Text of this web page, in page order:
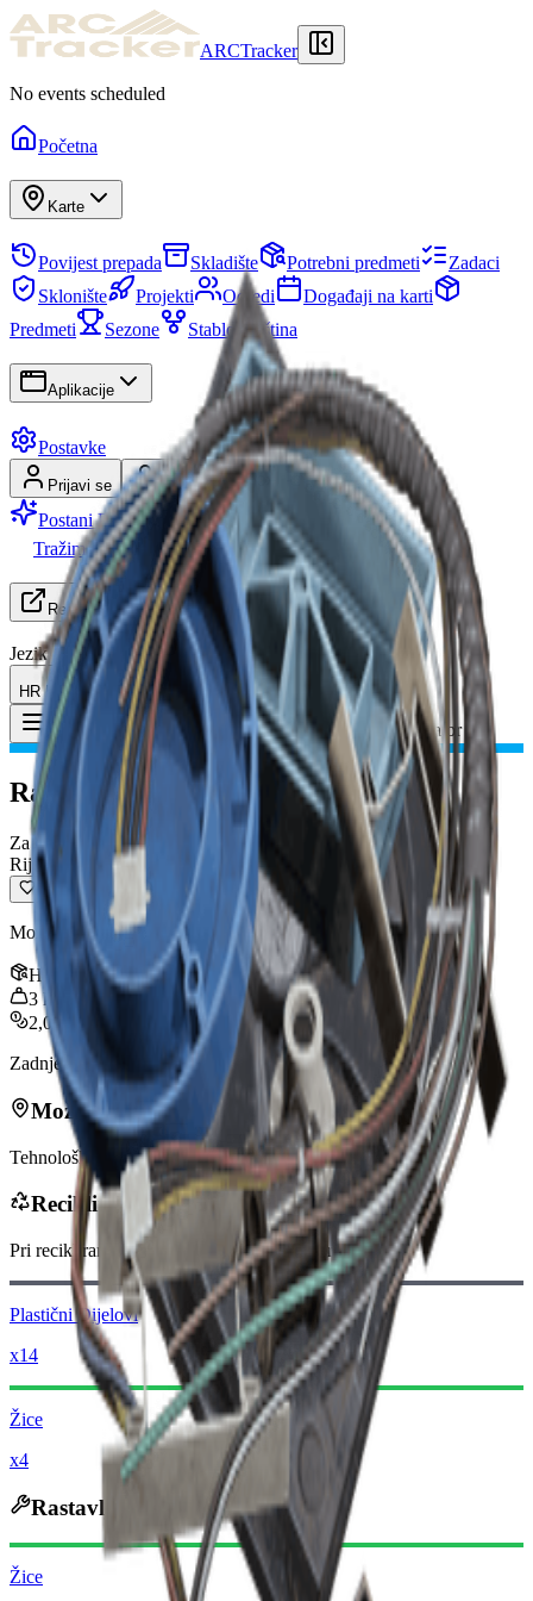
ARCTracker
No events scheduled
Početna
Karte
Povijest prepada Skladište Potrebni predmeti
Zadaci
Sklonište
Projekti Odredi
Događaji na karti
Predmeti
Sezone Stablo vještina
Aplikacije
Postavke
Prijavi se Registriraj se
Postani Premium
Tražim grupu
Resursi
Jezik
HR Hrvatski
Toggle Menu Predmet:Rashladni ventilator
Rashladni ventilator
Za reciklažu
Rijetko
Može se reciklirati u materijale za izradu.
Hrpa
3kg
2,000
Zadnje ažuriranje
Jan 13, 2026
Može se naći u
Tehnološko
Reciklira se u
Pri recikliranju dobivate manje Raider novčića
Plastični Dijelovi
x14
Žice
x4
Rastavlja se u
Žice